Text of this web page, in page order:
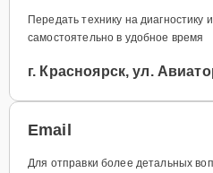
Передать технику на диагностику
самостоятельно в удобное время
г. Красноярск, ул.
Email
Для отправки более детальных